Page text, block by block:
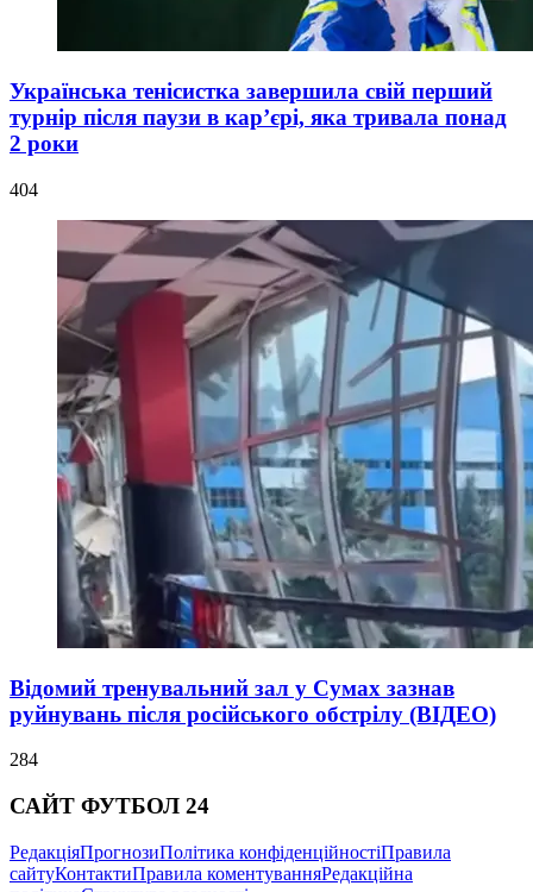
Українська тенісистка завершила свій перший
турнір після паузи в кар’єрі, яка тривала понад
2 роки
404
Відомий тренувальний зал у Сумах зазнав
руйнувань після російського обстрілу (ВІДЕО)
284
САЙТ ФУТБОЛ 24
РедакціяПрогнозиПолітика конфіденційностіПравила
сайтуКонтактиПравила коментуванняРедакційна